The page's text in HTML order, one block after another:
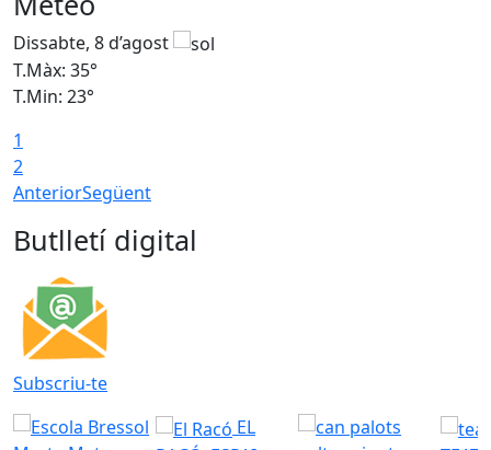
Dissabte, 8 d’agost
T.Màx: 35°
T.Min: 23°
1
2
AnteriorSegüent
Butlletí digital
Subscriu-te
EL